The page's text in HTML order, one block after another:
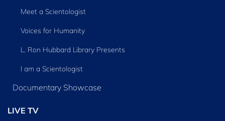
Meet a Scientologist
Voices for Humanity
L. Ron Hubbard Library Presents
I am a Scientologist
Documentary Showcase
LIVE TV